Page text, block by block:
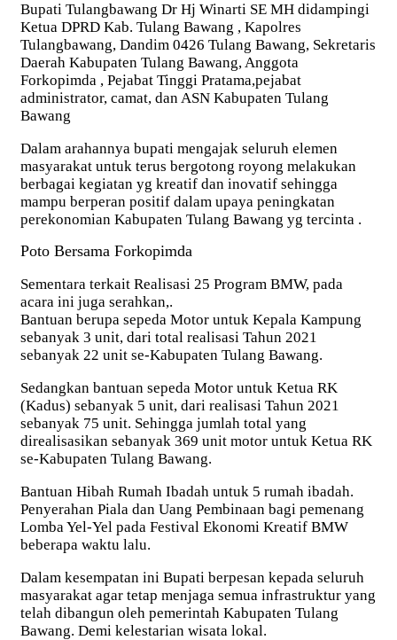
Bupati Tulangbawang Dr Hj Winarti SE MH didampingi
Ketua DPRD Kab. Tulang Bawang , Kapolres
Tulangbawang, Dandim 0426 Tulang Bawang, Sekretaris
Daerah Kabupaten Tulang Bawang, Anggota
Forkopimda , Pejabat Tinggi Pratama,pejabat
administrator, camat, dan ASN Kabupaten Tulang
Bawang
Dalam arahannya bupati mengajak seluruh elemen
masyarakat untuk terus bergotong royong melakukan
berbagai kegiatan yg kreatif dan inovatif sehingga
mampu berperan positif dalam upaya peningkatan
perekonomian Kabupaten Tulang Bawang yg tercinta .
Poto Bersama Forkopimda
Sementara terkait Realisasi 25 Program BMW, pada
acara ini juga serahkan,.
Bantuan berupa sepeda Motor untuk Kepala Kampung
sebanyak 3 unit, dari total realisasi Tahun 2021
sebanyak 22 unit se-Kabupaten Tulang Bawang.
Sedangkan bantuan sepeda Motor untuk Ketua RK
(Kadus) sebanyak 5 unit, dari realisasi Tahun 2021
sebanyak 75 unit. Sehingga jumlah total yang
direalisasikan sebanyak 369 unit motor untuk Ketua RK
se-Kabupaten Tulang Bawang.
Bantuan Hibah Rumah Ibadah untuk 5 rumah ibadah.
Penyerahan Piala dan Uang Pembinaan bagi pemenang
Lomba Yel-Yel pada Festival Ekonomi Kreatif BMW
beberapa waktu lalu.
Dalam kesempatan ini Bupati berpesan kepada seluruh
masyarakat agar tetap menjaga semua infrastruktur yang
telah dibangun oleh pemerintah Kabupaten Tulang
Bawang. Demi kelestarian wisata lokal.